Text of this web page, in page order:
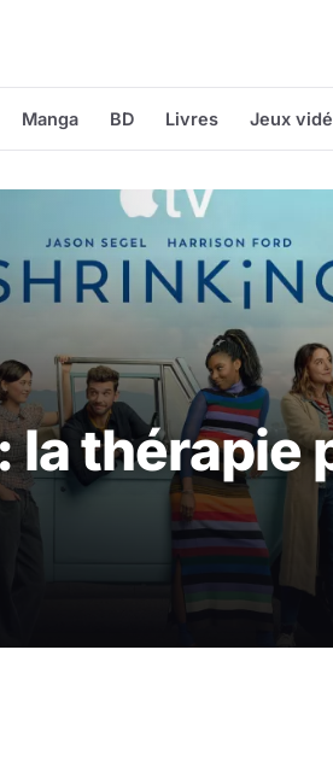
Manga BD Livres Jeux
la thérapie